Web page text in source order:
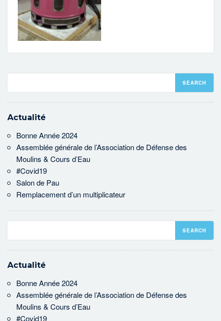
Actualité
Bonne Année 2024
Assemblée générale de l’Association de Défense des
Moulins & Cours d’Eau
#Covid19
Salon de Pau
Remplacement d’un multiplicateur
Actualité
Bonne Année 2024
Assemblée générale de l’Association de Défense des
Moulins & Cours d’Eau
#Covid19